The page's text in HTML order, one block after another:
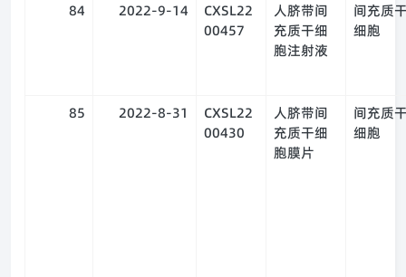
84 2022-9-14
CXSL22
00457
人脐带间
充质干细
胞注射液
间充质
细胞
85 2022-8-31
CXSL22
00430
人脐带间
充质干细
胞膜片
间充质
细胞